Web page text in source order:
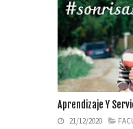
Aprendizaje Y
21/12/2020